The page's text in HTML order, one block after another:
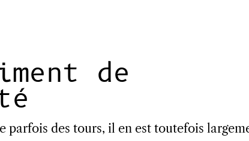
de
parfois des tours, il en est toutefois